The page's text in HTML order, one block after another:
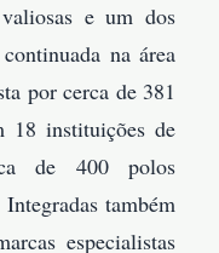
e um dos
na área
por cerca de 381
18 instituições de
de 400 polos
também
especialistas